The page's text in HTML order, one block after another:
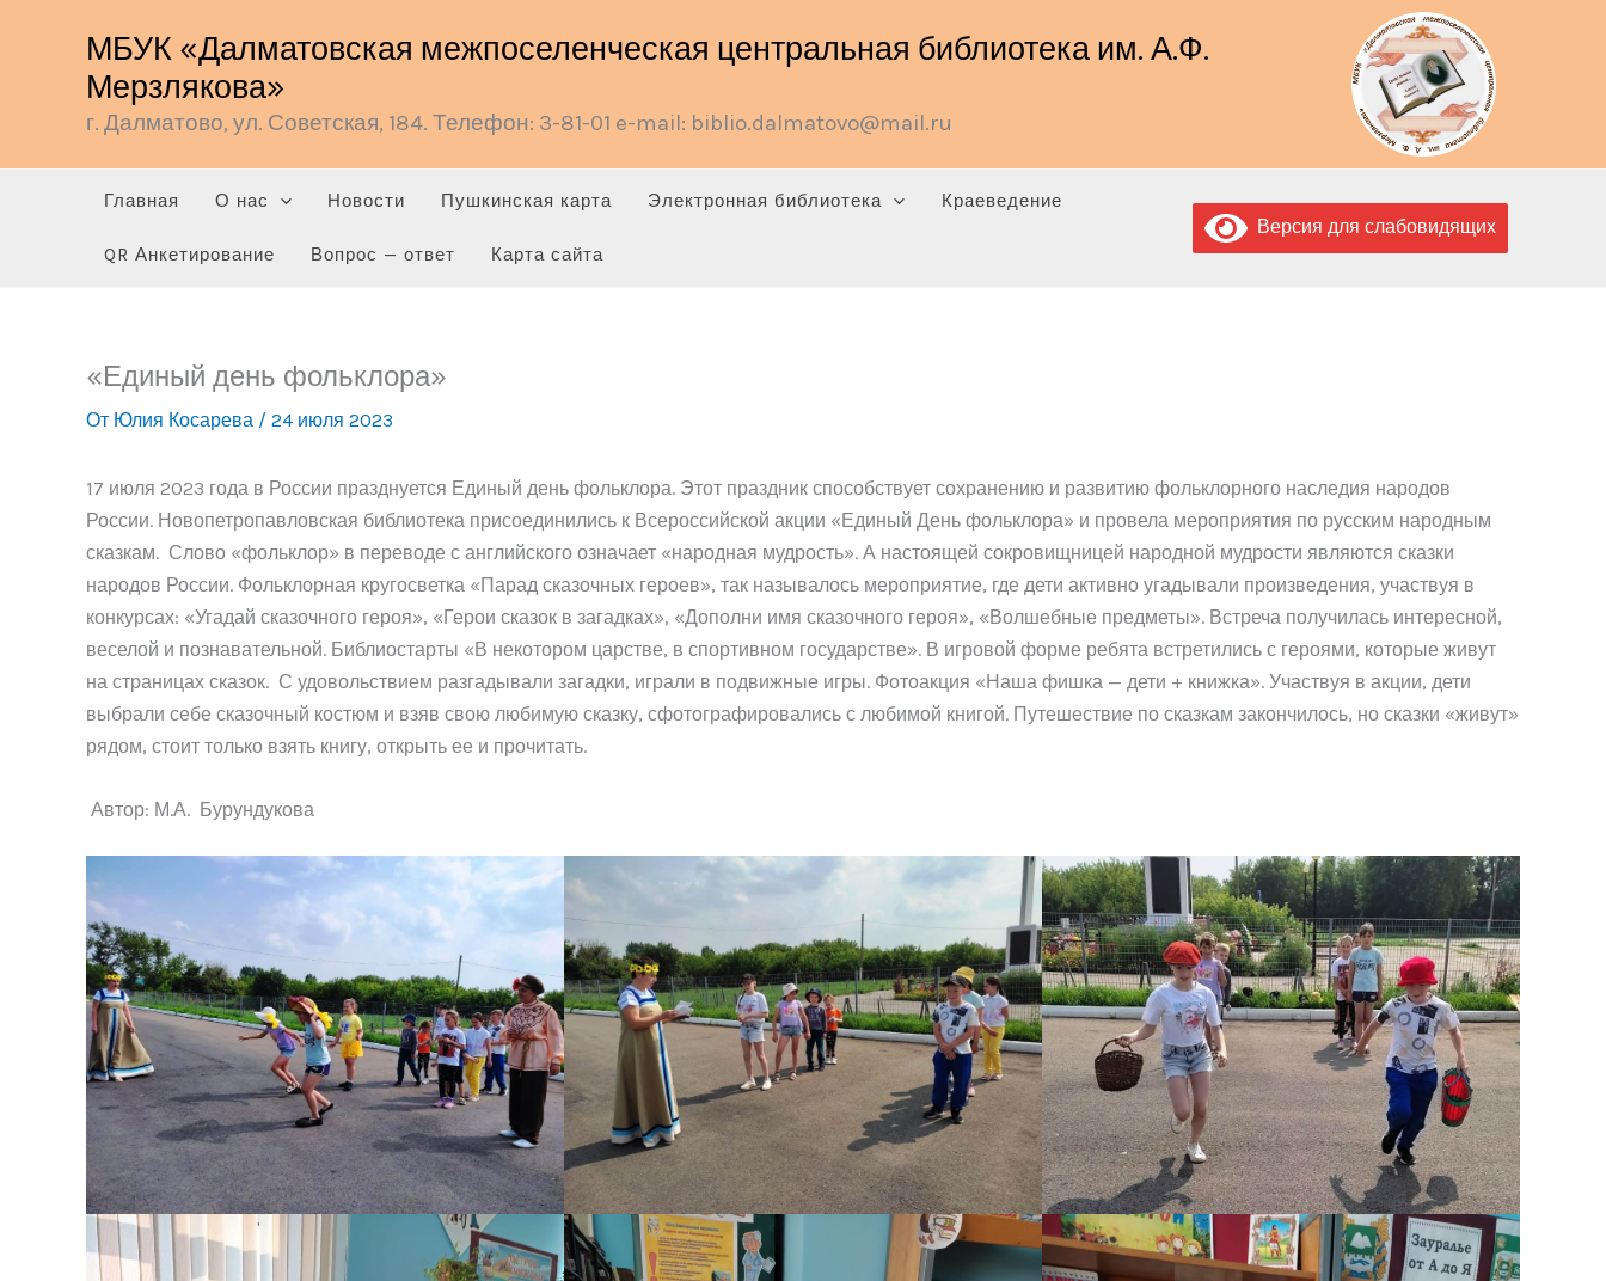
содержимому
МБУК «Далматовская межпоселенческая центральная библиотека им. А.Ф.
Мерзлякова»
г. Далматово, ул. Советская, 184. Телефон: 3-81-01 e-mail: biblio.dalmatovo@mail.ru
Главная О нас Новости Пушкинская карта Электронная библиотека Краеведение
QR Анкетирование Вопрос — ответ Карта сайта
Версия для слабовидящих
«Единый день фольклора»
От Юлия Косарева / 24 июля 2023
17 июля 2023 года в России празднуется Единый день фольклора. Этот праздник способствует сохранению и развитию фольклорного наследия народов
России. Новопетропавловская библиотека присоединились к Всероссийской акции «Единый День фольклора» и провела мероприятия по русским народным
сказкам. Слово «фольклор» в переводе с английского означает «народная мудрость». А настоящей сокровищницей народной мудрости являются сказки
народов России. Фольклорная кругосветка «Парад сказочных героев», так называлось мероприятие, где дети активно угадывали произведения, участвуя в
конкурсах: «Угадай сказочного героя», «Герои сказок в загадках», «Дополни имя сказочного героя», «Волшебные предметы». Встреча получилась интересной,
веселой и познавательной. Библиостарты «В некотором царстве, в спортивном государстве». В игровой форме ребята встретились с героями, которые живут
на страницах сказок. С удовольствием разгадывали загадки, играли в подвижные игры. Фотоакция «Наша фишка — дети + книжка». Участвуя в акции, дети
выбрали себе сказочный костюм и взяв свою любимую сказку, сфотографировались с любимой книгой. Путешествие по сказкам закончилось, но сказки «живут»
рядом, стоит только взять книгу, открыть ее и прочитать.
Автор: М.А. Бурундукова